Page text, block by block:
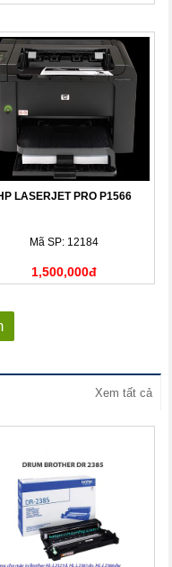
LASERJET PRO P1566
Mã SP: 12184
1,500,000đ
Xem tất cả